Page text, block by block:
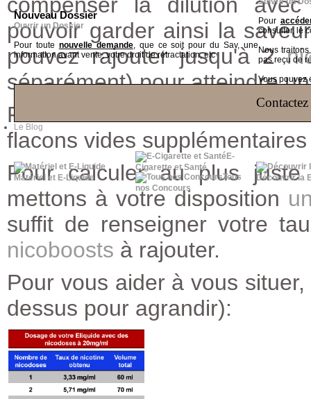
Nouveau Dossier
Ouvrir un Dossier
Pour toute nouvelle demande, que ce soit pour du Sav, une
information avant vente, votre droit de rétractation, etc
Pour
consulter, le
Nous
pas reçu de
Vous pouvez
Le Blog
Matériel et E-Liquide
E-
Cigarette et Santé
Tous
nos Concours
Découvrir la
pouvoir garder ainsi la
pouvez rajouter jusqu'à 2
séparément)pour atteindre
Pour obtenir des taux au
flacons vides
Pour calculer au plus
mettons à votre disposition
suffit de renseigner votre
nicoboosts à rajouter.
Pour vous aider à vous
dessus pour agrandir):